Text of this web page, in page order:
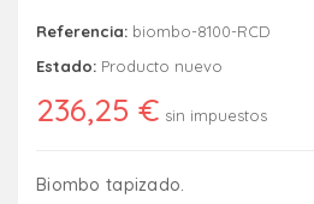
Referencia: biombo-8100-RCD
Estado: Producto nuevo
236,25 € sin impuestos
Biombo tapizado.